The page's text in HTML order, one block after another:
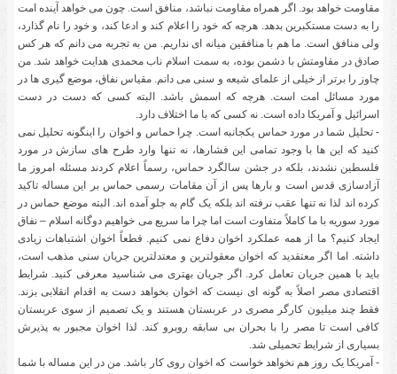
مقاومت خواهد بود. اگر همراه مقاومت نباشد، منافق است. چون می خواهد آینده امت
را به دست مستکبرین بدهد. هرچه که خود را اعلام کند و ادعا کند، و خود را نام گذارد،
ولی منافق است. ما هم با منافقین میانه ای نداریم. من به تجربه می دانم که هر کس
صادق در مقاومتش با دشمن بوده، به سمت اسلام ناب محمدی هدایت خواهد شد. من
چاوز را برتر از خیلی از علمای شیعه و سنی می دانم. مقیاس نفاق، موضع گیری ها در
مورد مسائل امت است. هرچه که اسمش باشد. البته کسی که دست در دست
اسرائیل و آمریکا داده است. نه کسی که با ما اختلاف دارد.
- تحلیل شما در مورد حماس یکجانبه است. چرا حماس و اخوان را اینگونه تحلیل نمی
کنید که این ها با وجود تمامی این فشارها، نه تنها وارد طرح های سازش در مورد
فلسطین نشدند، بلکه در جشن سالگرد حماس، رسماً اعلام کردند مسئله امروز ما
آزادسازی قدس است و بارها پس از آن مقامات رسمی حماس بر این مساله تاکید
کرده اند لذا نه تنها عقب نرفته اند بلکه یک گام به جلو آمده اند. البته موضع حماس در
مورد سوریه با ما کاملاً متفاوت است اما چرا ما سریع می خواهیم دوگانه اسلام – نفاق
ایجاد کنیم؟ ما از همه عملکرد اخوان دفاع نمی کنیم. قطعاً اخوان اشتباهات زیادی
داشته. اما اگر معتقدید که اخوان معقولترین و معتدلترین جریان سنی مذهب است،
باید با همین جریان تعامل کرد. اگر جریان بهتری می شناسید معرفی کنید. شرایط
اقتصادی مصر اصلاً به گونه ای نیست که اخوان بخواهد دست به اقدام انقلابی بزند.
فقط چند میلیون کارگر مصری در عربستان هستند و یک تصمیم از سوی عربستان
کافی است تا مصر را با بحران بی سابقه روبرو کند. لذا اخوان مجبور به پذیرش
بسیاری از شرایط تحمیلی شد.
- آمریکا یک روز هم نخواهد خواست که اخوان روی کار باشد. من در این مساله با شما